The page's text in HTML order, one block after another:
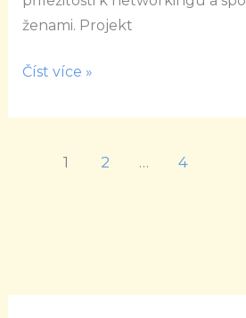
ženami. Projekt
se
něj
Číst více »
1 2 … 4